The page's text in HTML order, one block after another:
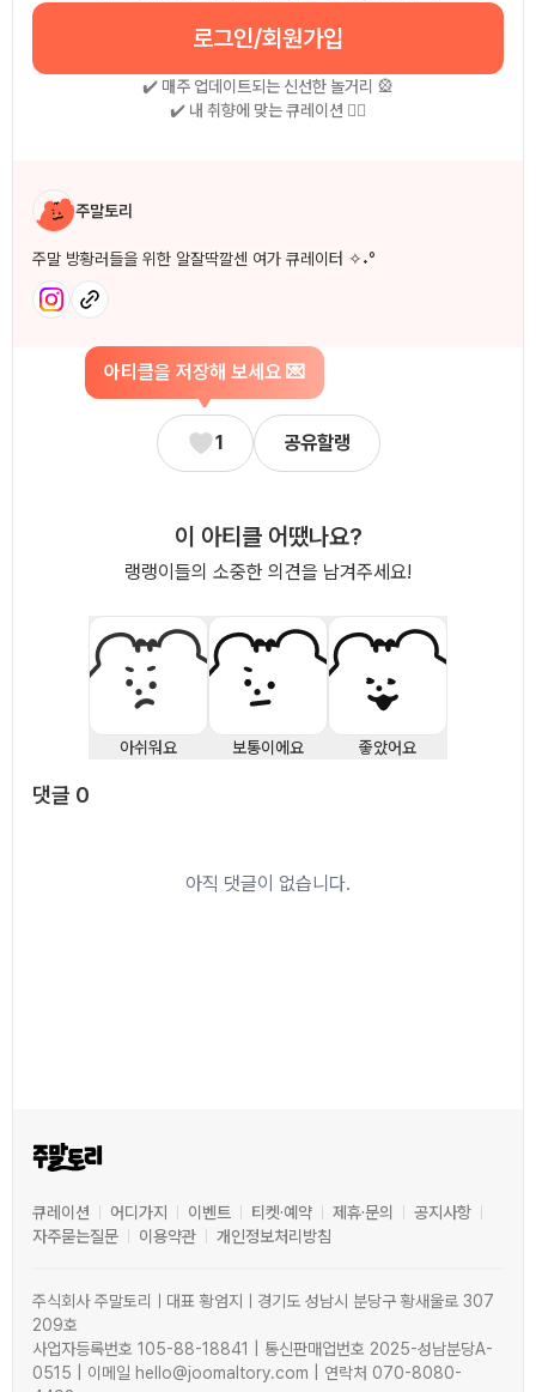
로그인/회원가입
✔️ 매주 업데이트되는 신선한 놀거리 🎡
✔️ 내 취향에 맞는 큐레이션 🧚‍♀
작성자 소개
주말토리
주말 방황러들을 위한 알잘딱깔센 여가 큐레이터 ✧˖°
아티클을 저장해 보세요 💌
1 공유할랭
이 아티클 어땠나요?
랭랭이들의 소중한 의견을 남겨주세요!
아쉬워요 보통이에요 좋았어요
댓글 0
아직 댓글이 없습니다.
큐레이션 어디가지 이벤트 티켓·예약 제휴·문의
공지사항
자주묻는질문
이용약관 개인정보처리방침
주식회사 주말토리ㅣ대표 황엄지ㅣ경기도 성남시 분당구 황새울로 307
209호
사업자등록번호 105-88-18841 | 통신판매업번호 2025-성남분당A-
0515 | 이메일 hello@joomaltory.com | 연락처 070-8080-